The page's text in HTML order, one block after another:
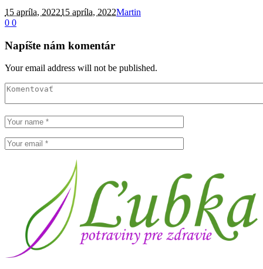
15 apríla, 202215 apríla, 2022Martin
0 0
Napíšte nám komentár
Your email address will not be published.